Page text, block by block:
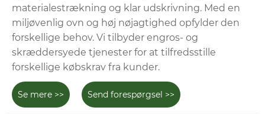
materialestrækning og klar udskrivning. Med en
miljøvenlig ovn og høj nøjagtighed opfylder den
forskellige behov. Vi tilbyder engros- og
skræddersyede tjenester for at tilfredsstille
forskellige købskrav fra kunder.
Se mere >> Send forespørgsel >>